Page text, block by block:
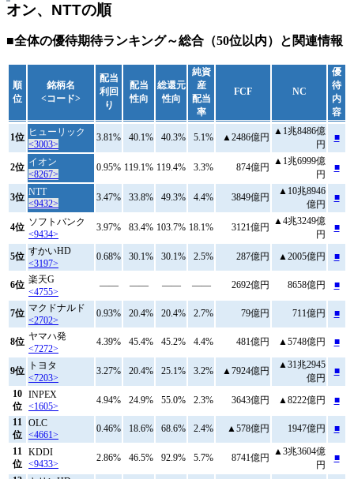
オン、NTTの順
■全体の優待期待ランキング～総合（50位以内）と関連情報
順
位
銘柄名
<コード>
配当
利回
り
配当
性向
総還元
性向
純資
産
配当
率
FCF NC
優
待
内
容
1位 ヒューリック
<3003>
3.81% 40.1% 40.3% 5.1% ▲2486億円
▲1兆8486億
円
■
2位 イオン
<8267>
0.95% 119.1% 119.4% 3.3% 874億円
▲1兆6999億
円
■
3位 NTT
<9432>
3.47% 33.8% 49.3% 4.4% 3849億円
▲10兆8946
億円
■
4位 ソフトバンク
<9434>
3.97% 83.4% 103.7% 18.1% 3121億円
▲4兆3249億
円
■
5位 すかいHD
<3197>
0.68% 30.1% 30.1% 2.5% 287億円 ▲2005億円 ■
6位 楽天G
<4755>
―― ―― ―― ―― 2692億円 8658億円 ■
7位 マクドナルド
<2702>
0.93% 20.4% 20.4% 2.7% 79億円 711億円 ■
8位 ヤマハ発
<7272>
4.39% 45.4% 45.2% 4.4% 481億円 ▲5748億円 ■
9位
トヨタ
<7203>
3.27% 20.4% 25.1% 3.2% ▲7924億円
▲31兆2945
億円
■
10
位
INPEX
<1605>
4.94% 24.9% 55.0% 2.3% 3643億円 ▲8222億円
■
11
位
OLC
<4661>
0.46% 18.6% 68.6% 2.4% ▲578億円 1947億円 ■
11
位
KDDI
<9433>
2.86% 46.5% 92.9% 5.7% 8741億円
▲3兆3604億
円
■